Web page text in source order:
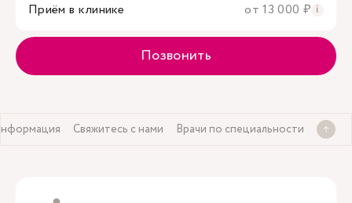
Приём в клинике от 13 000 ₽ i
Позвонить
Свяжитесь с нами Врачи по специальности